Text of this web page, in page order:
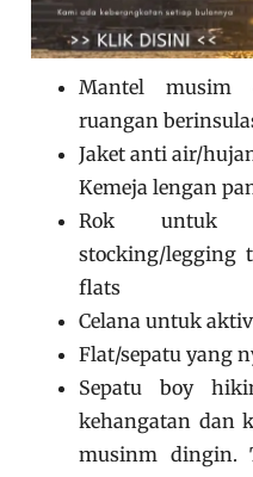
Mantel
ruangan
Jaket anti air/
Kemeja lengan
Rok untuk
stocking/legging
flats
Celana untuk
Flat/sepatu yang
Sepatu boy
kehangatan dan
musinm dingin.